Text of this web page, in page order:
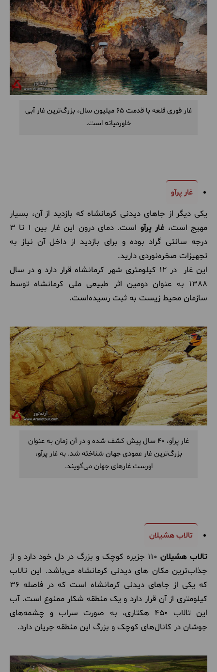
غار قوری قلعه با قدمت 65 میلیون سال، بزرگ‌ترین غار آبی
خاورمیانه است.
غار پرآو
یکی دیگر از جاهای دیدنی کرمانشاه که بازدید از آن، بسیار
مهیج است، غار پرآو
است. دمای درون این غار بین 1 تا 3
درجه سانتی گراد بوده و برای بازدید از داخل آن نیاز به
تجهیزات صخره‌نوردی دارید.
این غار در 12 کیلومتری شهر کرمانشاه قرار دارد و در سال
1388 به عنوان دومین اثر طبیعی ملی کرمانشاه توسط
سازمان محیط زیست به ثبت رسیده‌است.
غار پرآو، 40 سال پیش کشف شده و در آن زمان به عنوان
بزرگ‌ترین غار عمودی جهان شناخته شد. به غار پرآو،
اورست غارهای جهان می‌گویند.
تالاب هشیلان
تالاب هشیلان
110 جزیره کوچک و بزرگ در دل خود دارد و از
جذاب‌ترینمکان های دیدنی کرمانشاه می‌باشد. این تالاب
که یکی از جاهای دیدنی کرمانشاه است که در فاصله 36
کیلومتری از آن قرار دارد و یک منطقه شکار ممنوع است. آب
این تالاب 450 هکتاری، به صورت سراب و چشمه‌های
جوشان در کانال‌های کوچک و بزرگ این منطقه جریان دارد.